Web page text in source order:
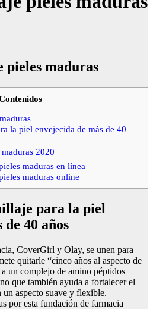
pieles maduras
la piel envejecida de más de 40
2020
maduras en línea
maduras online
para la piel
de 40 años
CoverGirl y Olay, se unen para
quitarle “cinco años al aspecto de
un complejo de amino péptidos
que también ayuda a fortalecer el
aspecto suave y flexible.
por esta fundación de farmacia